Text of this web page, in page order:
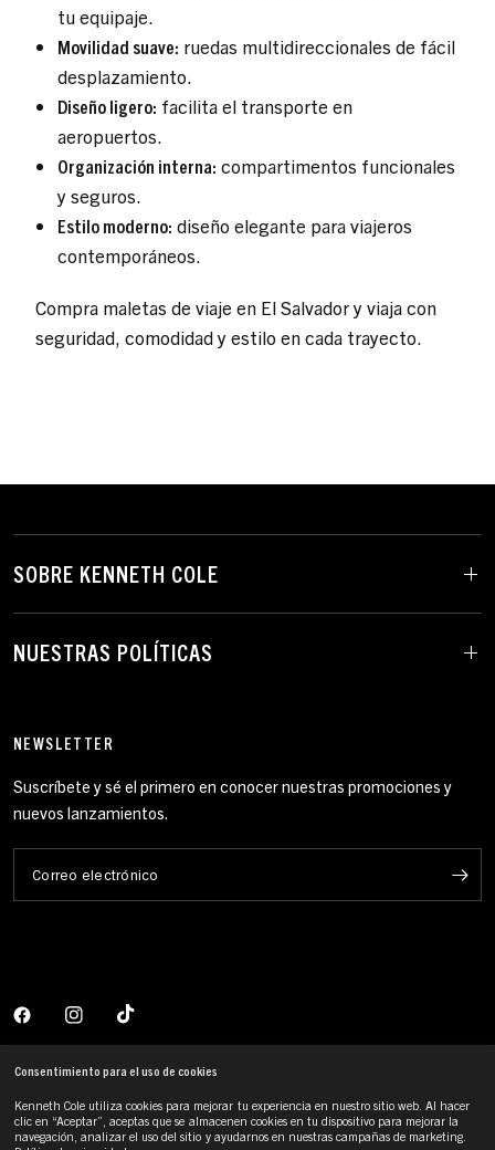
Consentimiento para el uso de cookies
Kenneth Cole utiliza cookies para mejorar tu experiencia en nuestro sitio web. Al hacer
clic en “Aceptar”, aceptas que se almacenen cookies en tu dispositivo para mejorar la
navegación, analizar el uso del sitio y ayudarnos en nuestras campañas de marketing.
tu equipaje.
Movilidad suave: ruedas multidireccionales de fácil
desplazamiento.
Diseño ligero: facilita el transporte en
aeropuertos.
Organización interna: compartimentos funcionales
y seguros.
Estilo moderno: diseño elegante para viajeros
contemporáneos.
Compra maletas de viaje en El Salvador y viaja con
seguridad, comodidad y estilo en cada trayecto.
SOBRE KENNETH COLE
NUESTRAS POLÍTICAS
NEWSLETTER
Suscríbete y sé el primero en conocer nuestras promociones y
nuevos lanzamientos.
Correo electrónico